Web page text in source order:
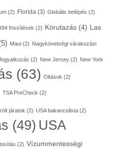
(2) Florida (3) Globális belépés (2)
I94 frissítések (2) Körutazás (4) Las
Maui (2) Nagykövetségi várakozási
(2) New Jersey (2) New York
(63) Oltások (2)
TSA PreCheck (2)
járatok (2) USA bakancslista (2)
(49) USA
(2) Vízummentességi